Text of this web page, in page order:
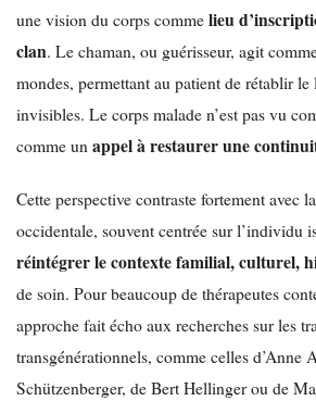
une vision du corps commelieu
clan. Le chaman, ou guérisseur, agit
mondes, permettant au patient de rétablir le
invisibles. Le corps malade n’est pas vu
comme un appel à restaurer une
Cette perspective contraste fortement avec
occidentale, souvent centrée sur l’individu
réintégrer le contexte familial, culturel,
de soin. Pour beaucoup de thérapeutes
approche fait écho aux recherches sur les
transgénérationnels, comme celles d’Anne
Schützenberger, de Bert Hellinger ou de